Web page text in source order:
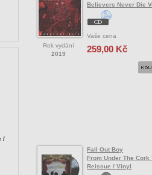
Rok vydání
2019
Believers Never Die
Vaše cena
259,00 Kč
Fall Out Boy
From Under The Cork
Reissue / Vinyl
/